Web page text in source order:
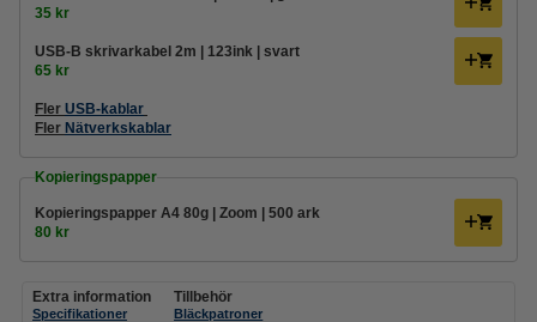
35 kr
USB-B skrivarkabel 2m | 123ink | svart
65 kr
Fler USB-kablar
Fler Nätverkskablar
Kopieringspapper
Kopieringspapper A4 80g | Zoom | 500 ark
80 kr
Extra information
Specifikationer
Tillbehör
Bläckpatroner